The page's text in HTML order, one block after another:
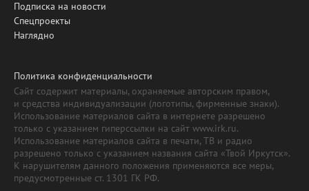
Подписка на новости
Спецпроекты
Наглядно
Политика конфиденциальности
Сайт содержит материалы, охраняемые авторским правом,
и средства индивидуализации (логотипы, фирменные знаки).
Использование материалов сайта в интернете разрешено
только с указанием гиперссылки на сайт www.irk.ru.
Использование материалов сайта в печати, ТВ и радио
разрешено только с указанием названия сайта «Твой Иркутск».
К нарушителям данного положения применяются все меры,
предусмотренные ст. 1301 ГК РФ.